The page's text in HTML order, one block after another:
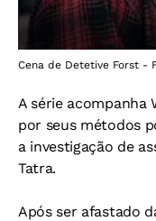
Cena de Detetive Forst -
A série acompanha
por seus métodos
a investigação de
Tatra.
Após ser afastado